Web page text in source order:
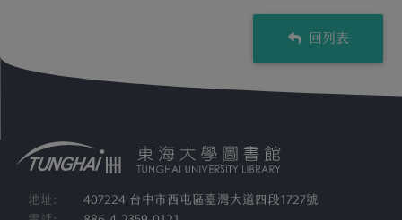
回列表
地址:
407224 台中市西屯區臺灣大道四段1727號